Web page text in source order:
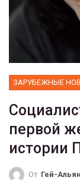
первой
истории
От Гей-